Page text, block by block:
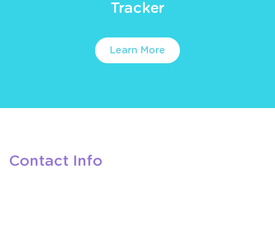
Tracker
Learn More
Contact Info